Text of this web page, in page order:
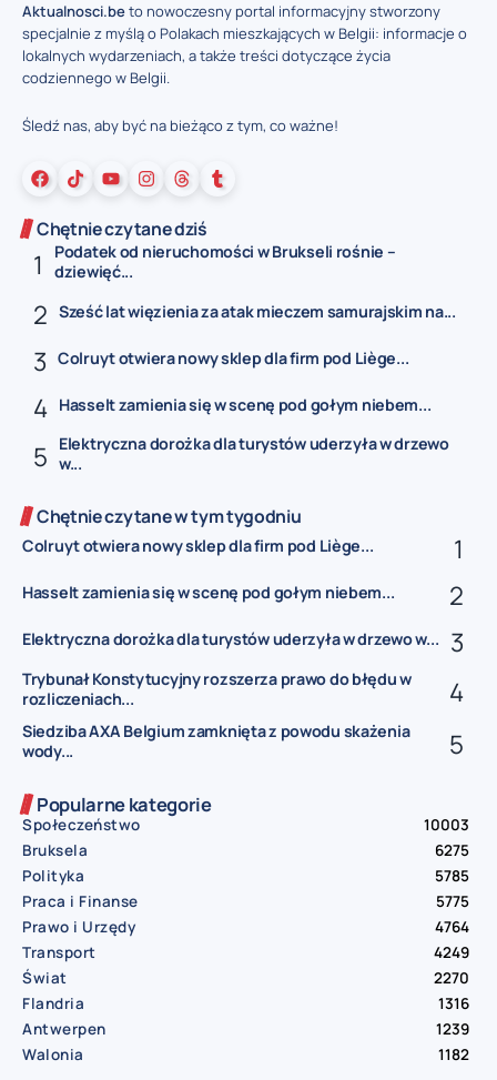
Aktualnosci.beto nowoczesny portal informacyjny stworzony
specjalnie z myślą o Polakach mieszkających w Belgii: informacje o
lokalnych wydarzeniach, a także treści dotyczące życia
codziennego w Belgii.
Śledź nas, aby być na bieżąco z tym, co ważne!
Chętnie czytane dziś
Podatek od nieruchomości w Brukseli rośnie –
dziewięć...
Sześć lat więzienia za atak mieczem samurajskim na...
Colruyt otwiera nowy sklep dla firm pod Liège...
Hasselt zamienia się w scenę pod gołym niebem...
Elektryczna dorożka dla turystów uderzyła w drzewo
w...
Chętnie czytane w tym tygodniu
Colruyt otwiera nowy sklep dla firm pod Liège...
Hasselt zamienia się w scenę pod gołym niebem...
Elektryczna dorożka dla turystów uderzyła w drzewo w...
Trybunał Konstytucyjny rozszerza prawo do błędu w
rozliczeniach...
Siedziba AXA Belgium zamknięta z powodu skażenia
wody...
Popularne kategorie
Społeczeństwo
10003
Bruksela
6275
Polityka
5785
Praca i Finanse
5775
Prawo i Urzędy
4764
Transport
4249
Świat
2270
Flandria
1316
Antwerpen
1239
Walonia
1182